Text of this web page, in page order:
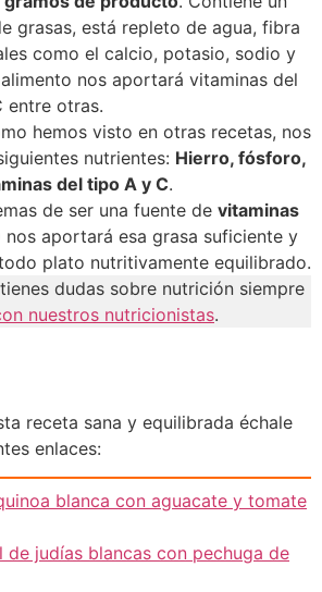
grasas, está repleto de agua, fibra
como el calcio, potasio, sodio y
nos aportará vitaminas del
entre otras.
hemos visto en otras recetas, nos
nutrientes: Hierro, fósforo,
del tipo A y C.
de ser una fuente de vitaminas
nos aportará esa grasa suficiente y
plato nutritivamente equilibrado.
dudas sobre nutrición siempre
nuestros nutricionistas.
receta sana y equilibrada échale
enlaces:
blanca con aguacate y tomate
de judías blancas con pechuga de